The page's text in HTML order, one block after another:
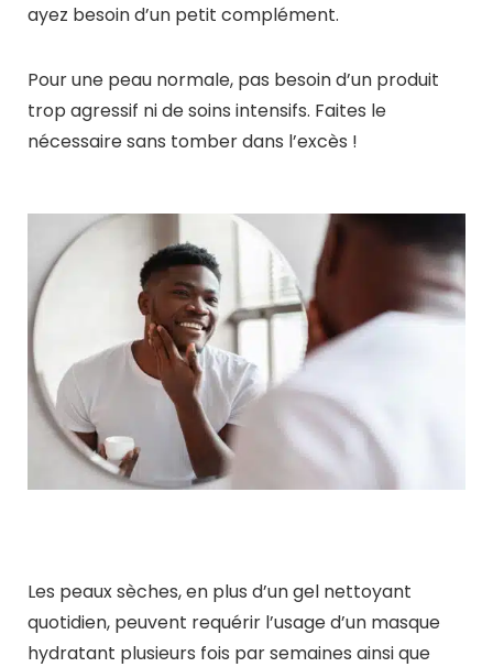
ayez besoin d’un petit complément.
Pour une peau normale, pas besoin d’un produit
trop agressif ni de soins intensifs. Faites le
nécessaire sans tomber dans l’excès !
Les peaux sèches, en plus d’un gel nettoyant
quotidien, peuvent requérir l’usage d’un masque
hydratant plusieurs fois par semaines ainsi que